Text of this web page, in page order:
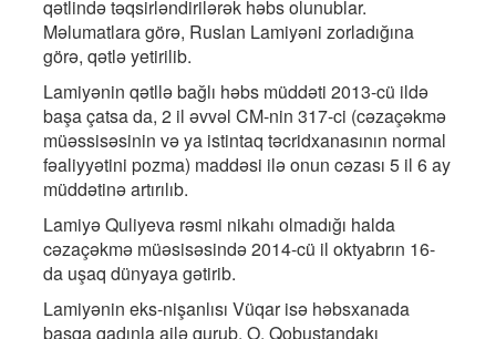
qətlində təqsirləndirilərək həbs olunublar.
Məlumatlara görə, Ruslan Lamiyəni zorladığına
görə, qətlə yetirilib.
Lamiyənin qətllə bağlı həbs müddəti 2013-cü ildə
başa çatsa da, 2 il əvvəl CM-nin 317-ci (cəzaçəkmə
müəssisəsinin və ya istintaq təcridxanasının normal
fəaliyyətini pozma) maddəsi ilə onun cəzası 5 il 6 ay
müddətinə artırılıb.
Lamiyə Quliyeva rəsmi nikahı olmadığı halda
cəzaçəkmə müəsisəsində 2014-cü il oktyabrın 16-
da uşaq dünyaya gətirib.
Lamiyənin eks-nişanlısı Vüqar isə həbsxanada
başqa qadınla ailə qurub. O, Qobustandakı